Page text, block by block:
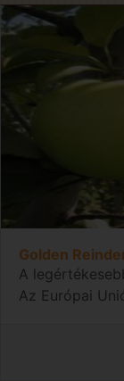
Golden
A
Az Európai